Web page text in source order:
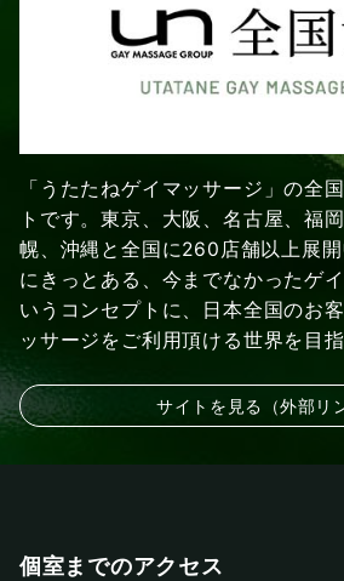
「うたたねゲイマッサージ」の全
トです。東京、大阪、名古屋、福
幌、沖縄と全国に260店舗以上展
にきっとある、今までなかったゲ
いうコンセプトに、日本全国のお
ッサージをご利用頂ける世界を目指
サイトを見る（外部リ
個室までのアクセス